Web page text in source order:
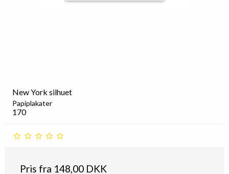
New York silhuet
Papiplakater
170
Pris fra 148,00 DKK